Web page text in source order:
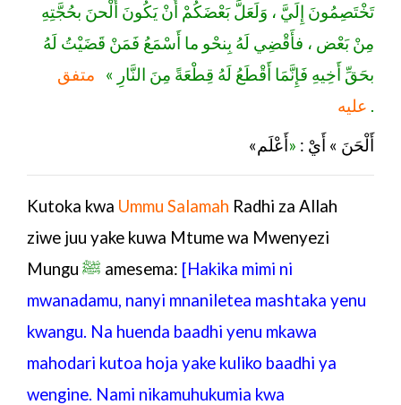
تَخْتَصِمُونَ إِلَيَّ ، وَلَعَلَّ بَعْضَكُمْ أَنْ يَكُونَ أَلْحنَ بحُجَّتِهِ
مِنْ بَعْض ، فأَقْضِي لَهُ بِنحْو ما أَسْمَعُ فَمَنْ قَضَيْتُ لَهُ
بحَقِّ أَخِيهِ فَإِنَّمَا أَقْطَعُ لَهُ قِطْعَةً مِنَ النَّارِ »
متفق
عليه .
«أَلْحَنَ » أَيْ : «أَعْلَم
Kutoka kwa Ummu Salamah Radhi za Allah
ziwe juu yake kuwa Mtume wa Mwenyezi
Mungu ﷺ amesema: [Hakika mimi ni
mwanadamu, nanyi mnaniletea mashtaka yenu
kwangu. Na huenda baadhi yenu mkawa
mahodari kutoa hoja yake kuliko baadhi ya
wengine. Nami nikamuhukumia kwa